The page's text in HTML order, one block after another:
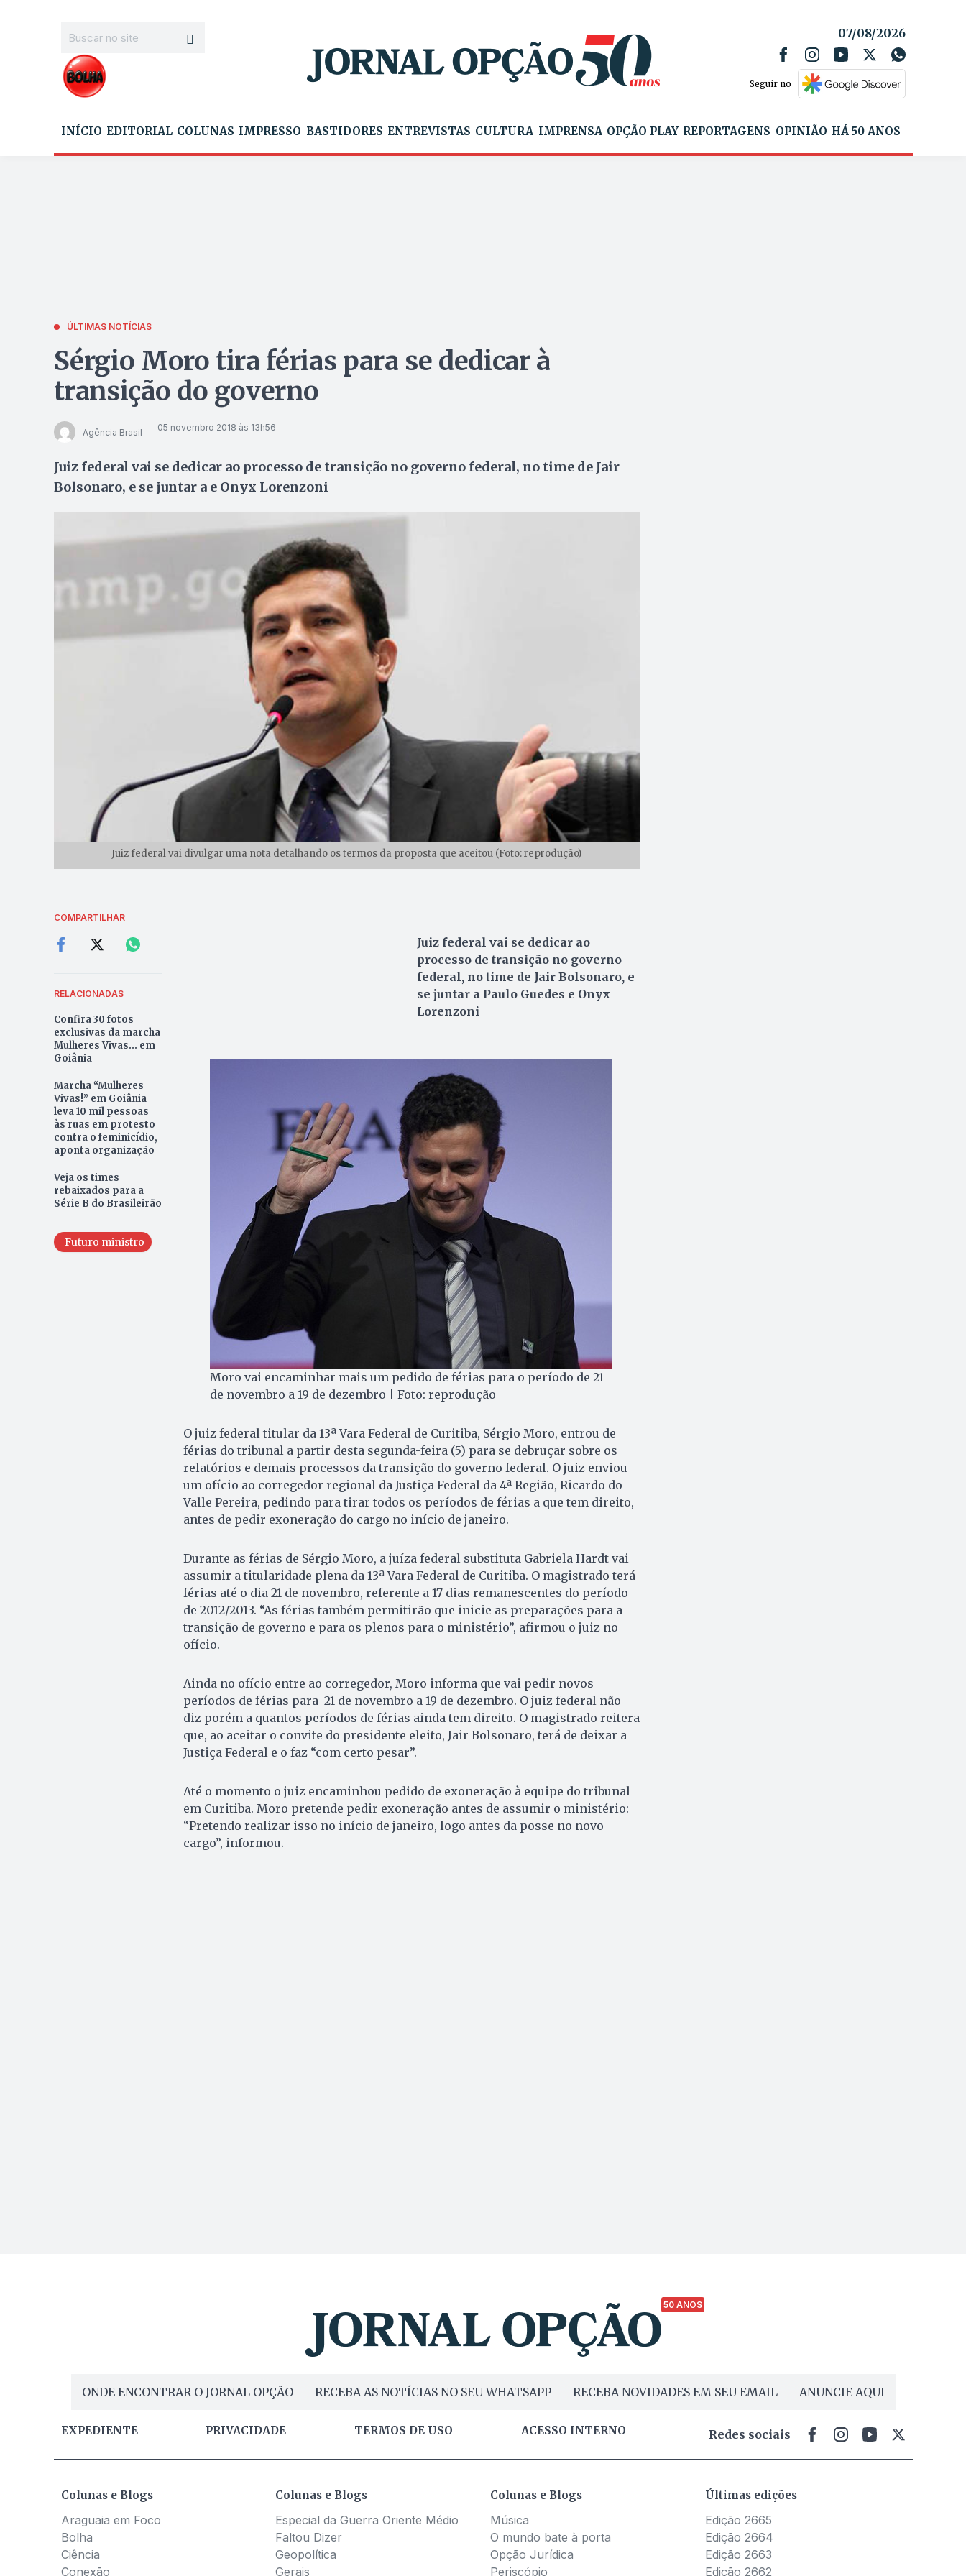
07/08/2026
Seguir no
INÍCIO EDITORIAL COLUNAS IMPRESSO BASTIDORES ENTREVISTAS CULTURA IMPRENSA OPÇÃO PLAY REPORTAGENS OPINIÃO HÁ 50 ANOS
ÚLTIMAS NOTÍCIAS
Sérgio Moro tira férias para se dedicar à
transição do governo
Agência Brasil 05 novembro 2018 às 13h56
Juiz federal vai se dedicar ao processo de transição no governo federal, no time de Jair
Bolsonaro, e se juntar a e Onyx Lorenzoni
Juiz federal vai divulgar uma nota detalhando os termos da proposta que aceitou (Foto: reprodução)
COMPARTILHAR
RELACIONADAS
Confira 30 fotos
exclusivas da marcha
Mulheres Vivas... em
Goiânia
Marcha “Mulheres
Vivas!” em Goiânia
leva 10 mil pessoas
às ruas em protesto
contra o feminicídio,
aponta organização
Veja os times
rebaixados para a
Série B do Brasileirão
Futuro ministro
Juiz federal vai se dedicar ao
processo de transição no governo
federal, no time de Jair Bolsonaro, e
se juntar a Paulo Guedes e Onyx
Lorenzoni
Moro vai encaminhar mais um pedido de férias para o período de 21
de novembro a 19 de dezembro | Foto: reprodução
O juiz federal titular da 13ª Vara Federal de Curitiba, Sérgio Moro, entrou de
férias do tribunal a partir desta segunda-feira (5) para se debruçar sobre os
relatórios e demais processos da transição do governo federal. O juiz enviou
um ofício ao corregedor regional da Justiça Federal da 4ª Região, Ricardo do
Valle Pereira, pedindo para tirar todos os períodos de férias a que tem direito,
antes de pedir exoneração do cargo no início de janeiro.
Durante as férias de Sérgio Moro, a juíza federal substituta Gabriela Hardt vai
assumir a titularidade plena da 13ª Vara Federal de Curitiba. O magistrado terá
férias até o dia 21 de novembro, referente a 17 dias remanescentes do período
de 2012/2013. “As férias também permitirão que inicie as preparações para a
transição de governo e para os plenos para o ministério”, afirmou o juiz no
ofício.
Ainda no ofício entre ao corregedor, Moro informa que vai pedir novos
períodos de férias para 21 de novembro a 19 de dezembro. O juiz federal não
diz porém a quantos períodos de férias ainda tem direito. O magistrado reitera
que, ao aceitar o convite do presidente eleito, Jair Bolsonaro, terá de deixar a
Justiça Federal e o faz “com certo pesar”.
Até o momento o juiz encaminhou pedido de exoneração à equipe do tribunal
em Curitiba. Moro pretende pedir exoneração antes de assumir o ministério:
“Pretendo realizar isso no início de janeiro, logo antes da posse no novo
cargo”, informou.
50 ANOS
ONDE ENCONTRAR O JORNAL OPÇÃO RECEBA AS NOTÍCIAS NO SEU WHATSAPP RECEBA NOVIDADES EM SEU EMAIL ANUNCIE AQUI
EXPEDIENTE PRIVACIDADE TERMOS DE USO ACESSO INTERNO Redes sociais
Colunas e Blogs
Araguaia em Foco
Bolha
Ciência
Conexão
Colunas e Blogs
Especial da Guerra Oriente Médio
Faltou Dizer
Geopolítica
Gerais
Colunas e Blogs
Música
O mundo bate à porta
Opção Jurídica
Periscópio
Últimas edições
Edição 2665
Edição 2664
Edição 2663
Edição 2662